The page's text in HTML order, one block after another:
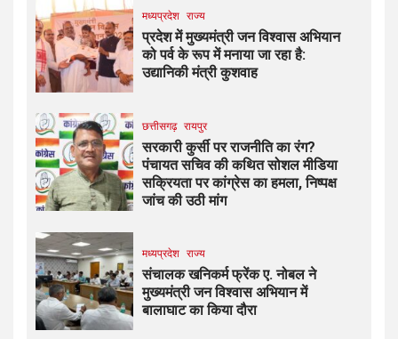
मध्यप्रदेश राज्य
प्रदेश में मुख्यमंत्री जन विश्वास अभियान
को पर्व के रूप में मनाया जा रहा है:
उद्यानिकी मंत्री कुशवाह
छत्तीसगढ़ रायपुर
सरकारी कुर्सी पर राजनीति का रंग?
पंचायत सचिव की कथित सोशल मीडिया
सक्रियता पर कांग्रेस का हमला, निष्पक्ष
जांच की उठी मांग
मध्यप्रदेश राज्य
संचालक खनिकर्म फ्रेंक ए. नोबल ने
मुख्यमंत्री जन विश्वास अभियान में
बालाघाट का किया दौरा